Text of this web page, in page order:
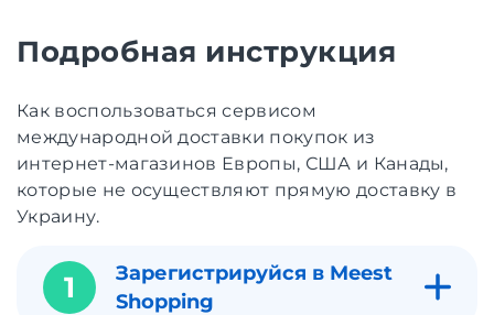
Подробная инструкция
Как воспользоваться сервисом
международной доставки покупок из
интернет-магазинов Европы, США и Канады,
которые не осуществляют прямую доставку в
Украину.
1
Зарегистрируйся в Meest
Shopping